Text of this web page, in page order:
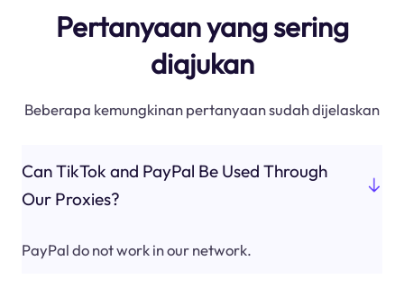
Pertanyaan yang sering
diajukan
Beberapa kemungkinan pertanyaan sudah dijelaskan
Can TikTok and PayPal Be Used Through
Our Proxies?
PayPal do not work in our network.